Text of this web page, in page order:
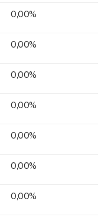
0,00%
0,00%
0,00%
0,00%
0,00%
0,00%
0,00%